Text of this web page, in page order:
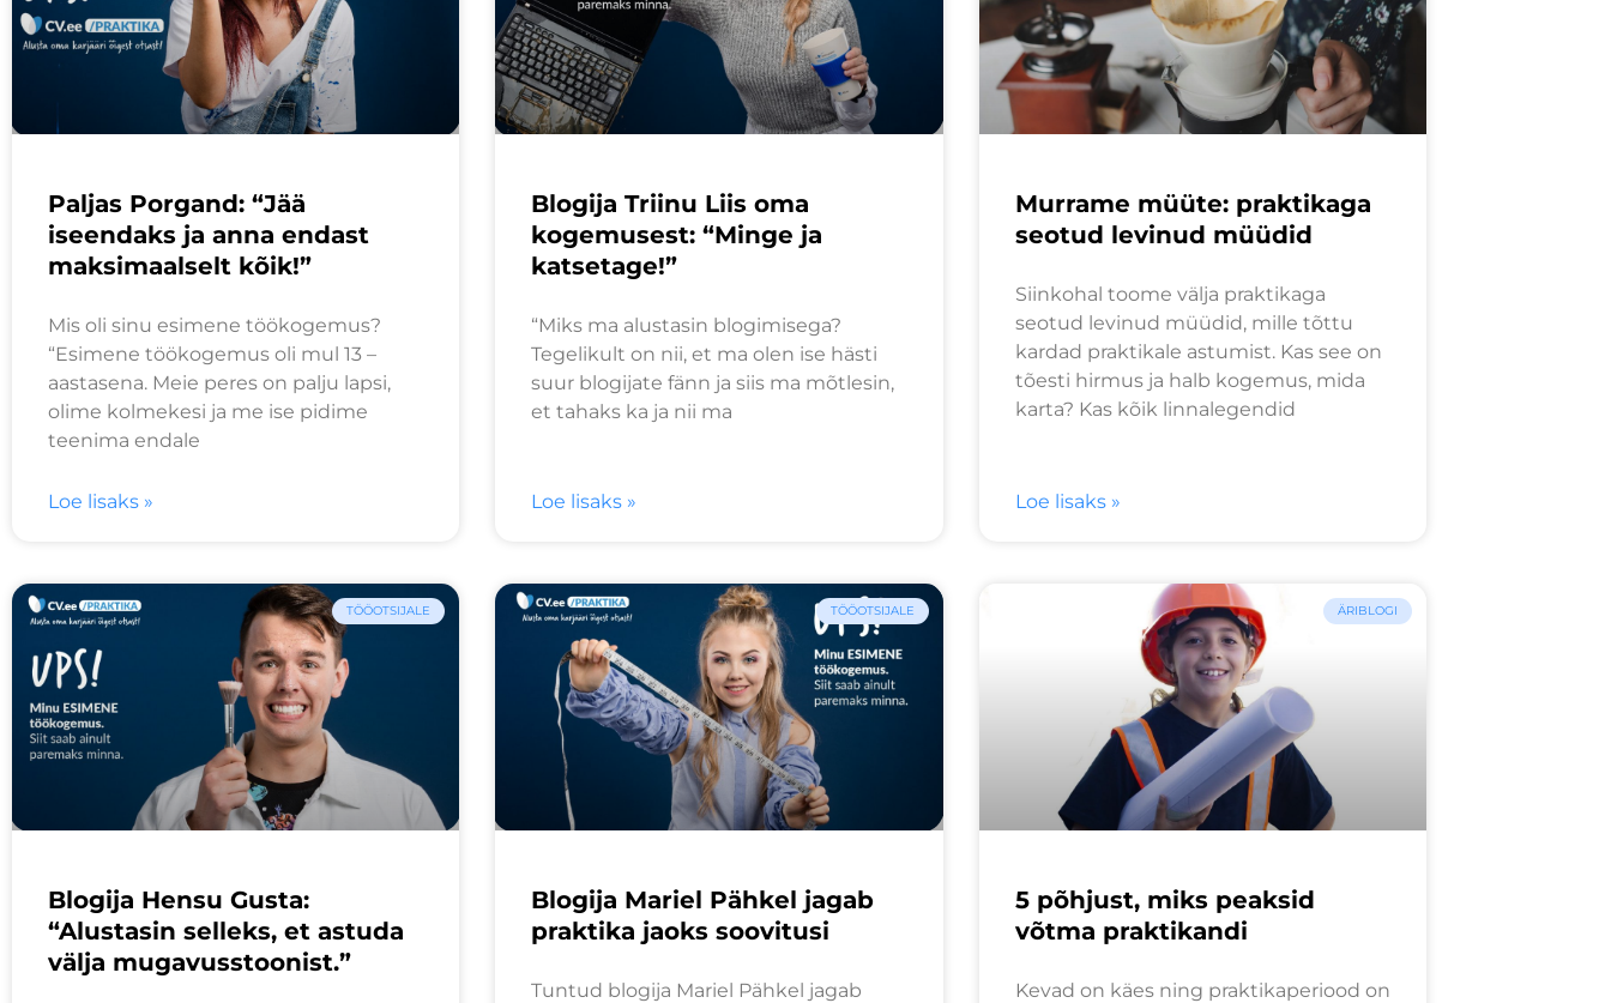
Paljas Porgand: “Jää
iseendaks ja anna endast
maksimaalselt kõik!”
Mis oli sinu esimene töökogemus?
“Esimene töökogemus oli mul 13 –
aastasena. Meie peres on palju lapsi,
olime kolmekesi ja me ise pidime
teenima endale
Loe lisaks »
Blogija Triinu Liis oma
kogemusest: “Minge ja
katsetage!”
“Miks ma alustasin blogimisega?
Tegelikult on nii, et ma olen ise hästi
suur blogijate fänn ja siis ma mõtlesin,
et tahaks ka ja nii ma
Loe lisaks »
Murrame müüte: praktikaga
seotud levinud müüdid
Siinkohal toome välja praktikaga
seotud levinud müüdid, mille tõttu
kardad praktikale astumist. Kas see on
tõesti hirmus ja halb kogemus, mida
karta? Kas kõik linnalegendid
Loe lisaks »
TÖÖOTSIJALE
Blogija Hensu Gusta:
“Alustasin selleks, et astuda
välja mugavusstoonist.”
TÖÖOTSIJALE
Blogija Mariel Pähkel jagab
praktika jaoks soovitusi
Tuntud blogija Mariel Pähkel jagab
ÄRIBLOGI
5 põhjust, miks peaksid
võtma praktikandi
Kevad on käes ning praktikaperiood on